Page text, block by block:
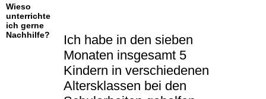
Wieso
unterrichte
ich gerne
Nachhilfe?
Ich habe in den sieben
Monaten insgesamt 5
Kindern in verschiedenen
Altersklassen bei den